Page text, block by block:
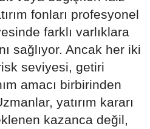
fonları profesyonel
farklı varlıklara
sağlıyor. Ancak her iki
seviyesi, getiri
amacı birbirinden
yatırım kararı
kazanca değil,